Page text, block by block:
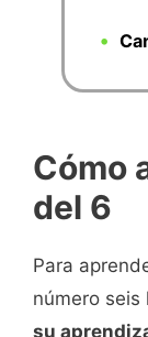
Cómo
del 6
Para
número seis
su